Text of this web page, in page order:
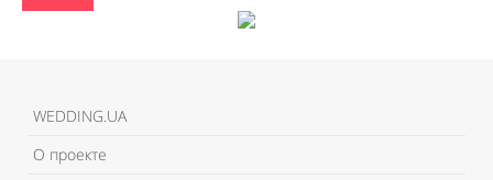
WEDDING.UA
О проекте